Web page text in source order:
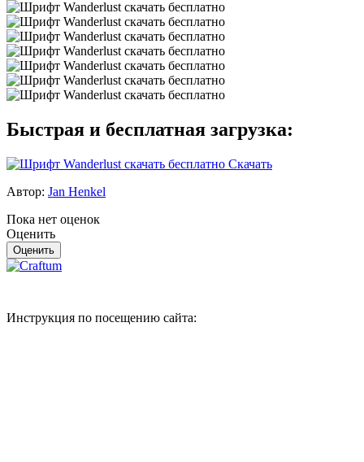
Быстрая и бесплатная загрузка:
Скачать
Автор: Jan Henkel
Пока нет оценок
Оценить
Инструкция по посещению сайта: